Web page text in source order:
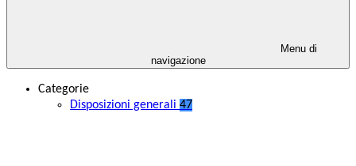
Menu di
navigazione
Categorie
Disposizioni generali 47